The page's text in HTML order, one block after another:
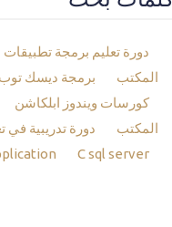
دورة تعليم برمجة
المكتب
برمجة ديسك توب
كورسات ويندوز ابلكاشن
المكتب
دورة تدريبية
C sql server